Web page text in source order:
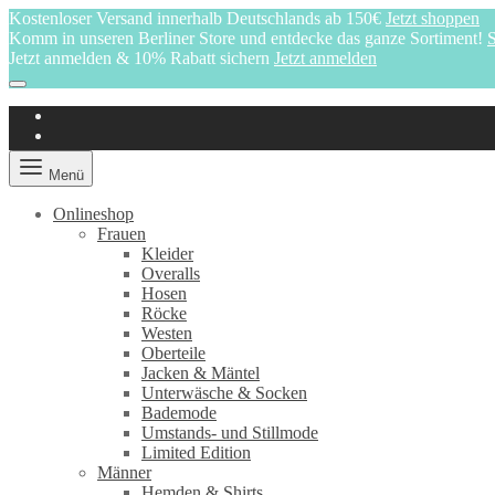
Kostenloser Versand innerhalb Deutschlands ab 150€ Jetzt shoppen
Komm in unseren Berliner Store und entdecke das ganze Sortiment!
Jetzt anmelden & 10% Rabatt sichern Jetzt anmelden
Menü
Onlineshop
Frauen
Kleider
Overalls
Hosen
Röcke
Westen
Oberteile
Jacken & Mäntel
Unterwäsche & Socken
Bademode
Umstands- und Stillmode
Limited Edition
Männer